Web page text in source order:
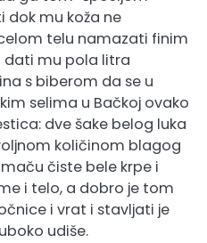
dok mu koža ne
telu namazati finim
dati mu pola litra
s biberom da se u
selima u Bačkoj ovako
dve šake belog luka
količinom blagog
čiste bele krpe i
i telo, a dobro je tom
i vrat i stavljati je
udiše.